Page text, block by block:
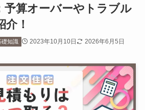
予算オーバーやトラブル
！
礎知識 2023年10月10日 2026年6月5日